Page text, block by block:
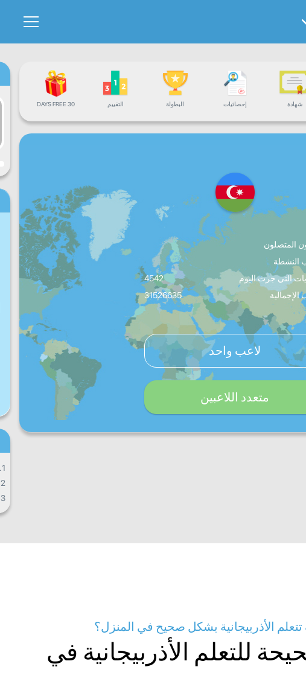
شهادة إحصائيات البطولة التقييم 30 DAYS FREE
المتصلون
النشطة
التي جرت اليوم
4542
الإجمالية
31526635
لاعب واحد
متعدد اللاعبين
1.
2.
3.
الأذربيجانية بشكل صحيح في المنزل؟
للتعلم الأذربيجانية في